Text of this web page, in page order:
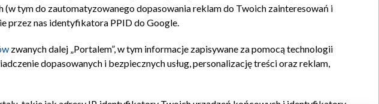
(w tym do zautomatyzowanego dopasowania reklam do Twoich zainteresowań i
przez nas identyfikatora PPID do Google.
zwanych dalej „Portalem”, w tym informacje zapisywane za pomocą technologii
dopasowanych i bezpiecznych usług, personalizację treści oraz reklam,